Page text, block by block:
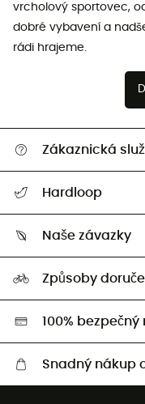
vrcholový sportovec,
dobré vybavení a
rádi hrajeme.
Zákaznická
Vrácení zboží a peněz
Hardloop
Naši Ambasadoři
Naše závazky
Second hand
HardGreen
Způsoby
100% bezpečný
Snadný nákup